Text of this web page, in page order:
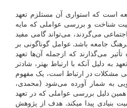
است که استواری آن مستلزم تعهد
شناخت و بررسی عواملی که مایه
اجتماعی می‌گردند، می‌تواند گامی مفید
جامعه باشد. عوامل گوناگونی بر
تأثیر می‌گذارند که ازجمله آن‌ها تعهد
به دلیل آنکه با ارتباط بهتر، شادتر
مشکلات در ارتباط است، یک مفهوم
به شمار آورده می‌شود (محمدی،
و عباسی، 1395). به همین دلیل بررسی عواملی که در تعهد
بنیادی پیدا می­کند. هدف از پژوهش